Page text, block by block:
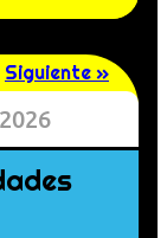
Siguiente »